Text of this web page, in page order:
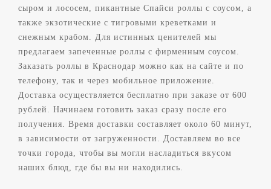
сыром и лососем, пикантные Спайси роллы с соусом, а
также экзотические с тигровыми креветками и
снежным крабом. Для истинных ценителей мы
предлагаем запеченные роллы с фирменным соусом.
Заказать роллы в Краснодар можно как на сайте и по
телефону, так и через мобильное приложение.
Доставка осуществляется бесплатно при заказе от 600
рублей. Начинаем готовить заказ сразу после его
получения. Время доставки составляет около 60 минут,
в зависимости от загруженности. Доставляем во все
точки города, чтобы вы могли насладиться вкусом
наших блюд, где бы вы ни находились.